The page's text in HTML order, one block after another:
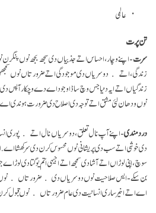
عالمی
تن پرت
سرت- اپنے وچار، احساس اتے جذبیاں دی سجھ بجھ نوں پنگرن
زندگی، اتے دوسریاں دی موجودگی اتے ضرورتاں نوں
زندگیاں اتے ایہ دنیا جس وچ ساڈا وجود اے دے وچکار آپس
نوں ودھان لئی مشق اتے توجہ دی اصلاح دی ضرورت ہوندی
درد مندی- اپنے آپ نال تعلق، دوسریاں نال اتے پوری
دی خوشی اتے سب دی پریشانی نوں محسوس کرن دی سرکھشا
سوچ، اپنی لوڑاں اتے آشا دی سمجھ اتے اجیہی اُتم یوگتا دی لوڑ
بن سکے- ایس صلاحیت نوں دوسریاں دی ضرورتاں نوں
اے اتے اخیر ساری انسانیت دی عام ضرورتاں نوں قبول